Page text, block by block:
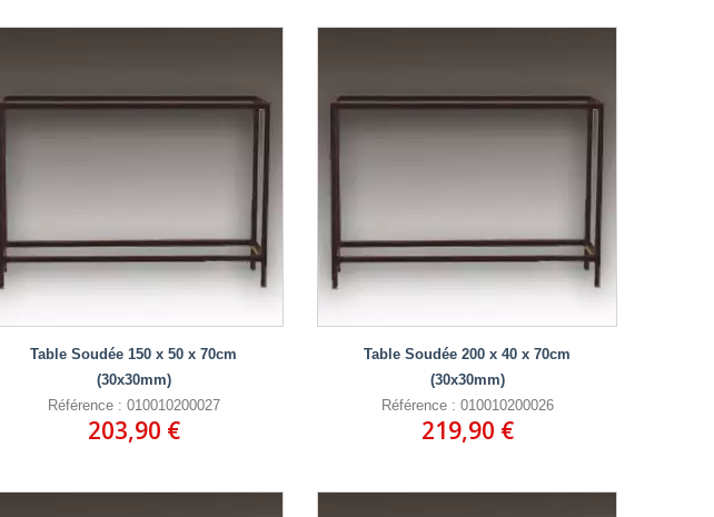
Table Soudée 150 x 50 x 70cm
(30x30mm)
Référence : 010010200027
203,90 €
Table Soudée 200 x 40 x 70cm
(30x30mm)
Référence : 010010200026
219,90 €